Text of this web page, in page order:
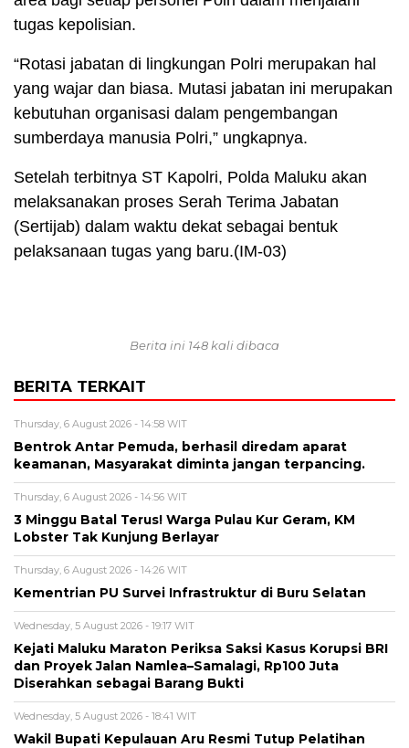
tugas kepolisian.
“Rotasi jabatan di lingkungan Polri merupakan hal
yang wajar dan biasa. Mutasi jabatan ini merupakan
kebutuhan organisasi dalam pengembangan
sumberdaya manusia Polri,” ungkapnya.
Setelah terbitnya ST Kapolri, Polda Maluku akan
melaksanakan proses Serah Terima Jabatan
(Sertijab) dalam waktu dekat sebagai bentuk
pelaksanaan tugas yang baru.(IM-03)
Berita ini 148 kali dibaca
BERITA TERKAIT
Thursday, 6 August 2026 - 14:58 WIT
Bentrok Antar Pemuda, berhasil diredam aparat
keamanan, Masyarakat diminta jangan terpancing.
Thursday, 6 August 2026 - 14:56 WIT
3 Minggu Batal Terus! Warga Pulau Kur Geram, KM
Lobster Tak Kunjung Berlayar
Thursday, 6 August 2026 - 14:26 WIT
Kementrian PU Survei Infrastruktur di Buru Selatan
Wednesday, 5 August 2026 - 19:17 WIT
Kejati Maluku Maraton Periksa Saksi Kasus Korupsi BRI
dan Proyek Jalan Namlea–Samalagi, Rp100 Juta
Diserahkan sebagai Barang Bukti
Wednesday, 5 August 2026 - 18:41 WIT
Wakil Bupati Kepulauan Aru Resmi Tutup Pelatihan